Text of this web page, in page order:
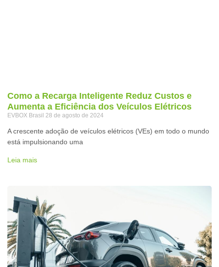
Como a Recarga Inteligente Reduz Custos e
Aumenta a Eficiência dos Veículos Elétricos
EVBOX Brasil 28 de agosto de 2024
A crescente adoção de veículos elétricos (VEs) em todo o mundo
está impulsionando uma
Leia mais